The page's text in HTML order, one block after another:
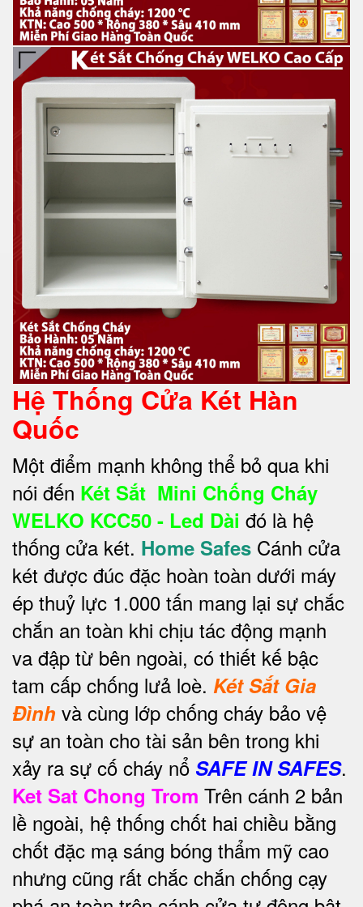
Hệ Thống Cửa Két Hàn
Quốc
Một điểm mạnh không thể bỏ qua khi
nói đến Két Sắt Mini Chống Cháy
WELKO KCC50 - Led Dài đó là hệ
thống cửa két. Home Safes Cánh cửa
két được đúc đặc hoàn toàn dưới máy
ép thuỷ lực 1.000 tấn mang lại sự chắc
chắn an toàn khi chịu tác động mạnh
va đập từ bên ngoài, có thiết kế bậc
tam cấp chống lưả loè. Két Sắt Gia
Đình và cùng lớp chống cháy bảo vệ
sự an toàn cho tài sản bên trong khi
xảy ra sự cố cháy nổ SAFE IN SAFES.
Ket Sat Chong Trom Trên cánh 2 bản
lề ngoài, hệ thống chốt hai chiều bằng
chốt đặc mạ sáng bóng thẩm mỹ cao
nhưng cũng rất chắc chắn chống cạy